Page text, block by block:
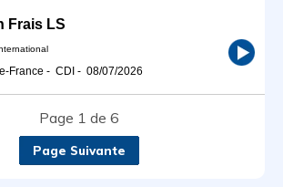
Frais LS
France - CDI - 08/07/2026
Page 1 de 6
Page Suivante